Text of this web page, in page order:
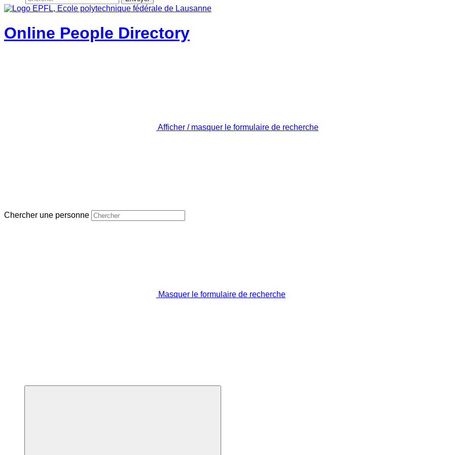
Online People Directory
Afficher / masquer le formulaire de recherche
Chercher une personne
Masquer le formulaire de recherche